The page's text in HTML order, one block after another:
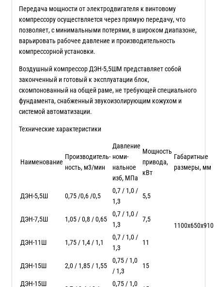
Передача мощности от электродвигателя к винтовому
компрессору осуществляется через прямую передачу, что
позволяет, с минимальными потерями, в широком диапазоне,
варьировать рабочее давление и производительность
компрессорной установки.
Воздушный компрессор ДЭН-5,5ШМ представляет собой
законченный и готовый к эксплуатации блок,
скомпонованный на общей раме, не требующей специального
фундамента, снабженный звукоизолирующим кожухом и
системой автоматизации.
Технические характеристики
Наименование
Производитель-
ность, м3/мин
Давление
номи-
нальное
изб, МПа
Мощность
привода,
кВт
Габаритные
размеры, мм
ДЭН-5,5Ш 0,75 /0,6 /0,5
0,7 / 1,0 /
1,3
5,5
1100х650х910
ДЭН-7,5Ш 1,05 / 0,8 / 0,65
0,7 / 1,0 /
1,3
7,5
ДЭН-11Ш 1,75 / 1,4 / 1,1
0,7 / 1,0 /
1,3
11
ДЭН-15Ш 2,0 / 1,85 / 1,55
0,75 / 1,0
/ 1,3
15
ДЭН-15Ш 0,75 / 1,0